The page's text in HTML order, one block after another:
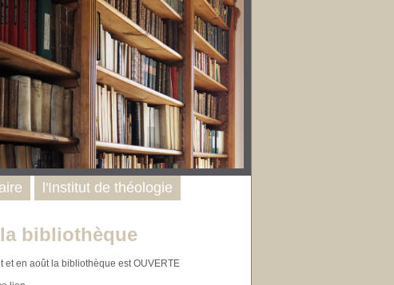
bibliothèque
en août la bibliothèque est OUVERTE
l'Institut de théologie